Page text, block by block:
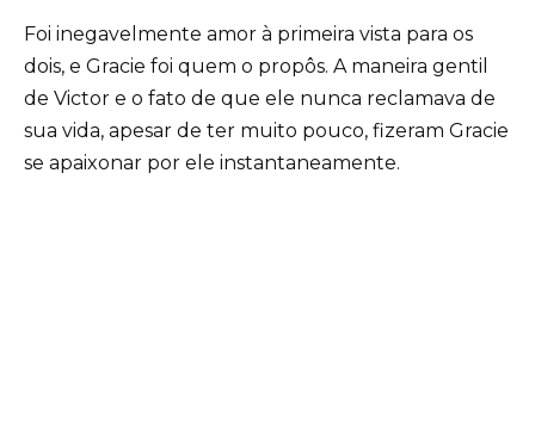
Foi inegavelmente amor à primeira vista para os
dois, e Gracie foi quem o propôs. A maneira gentil
de Victor e o fato de que ele nunca reclamava de
sua vida, apesar de ter muito pouco, fizeram Gracie
se apaixonar por ele instantaneamente.